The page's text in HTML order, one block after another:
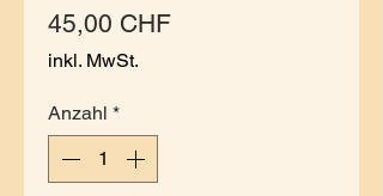
45,00 CHFPreis
inkl. MwSt.
Anzahl *